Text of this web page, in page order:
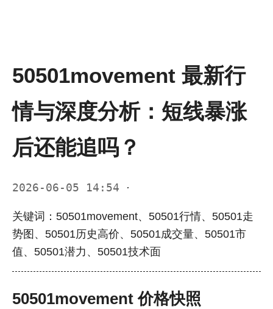
50501movement 最新行
情与深度分析：短线暴涨
后还能追吗？
2026-06-05 14:54 ·
关键词：50501movement、50501行情、50501走
势图、50501历史高价、50501成交量、50501市
值、50501潜力、50501技术面
50501movement 价格快照